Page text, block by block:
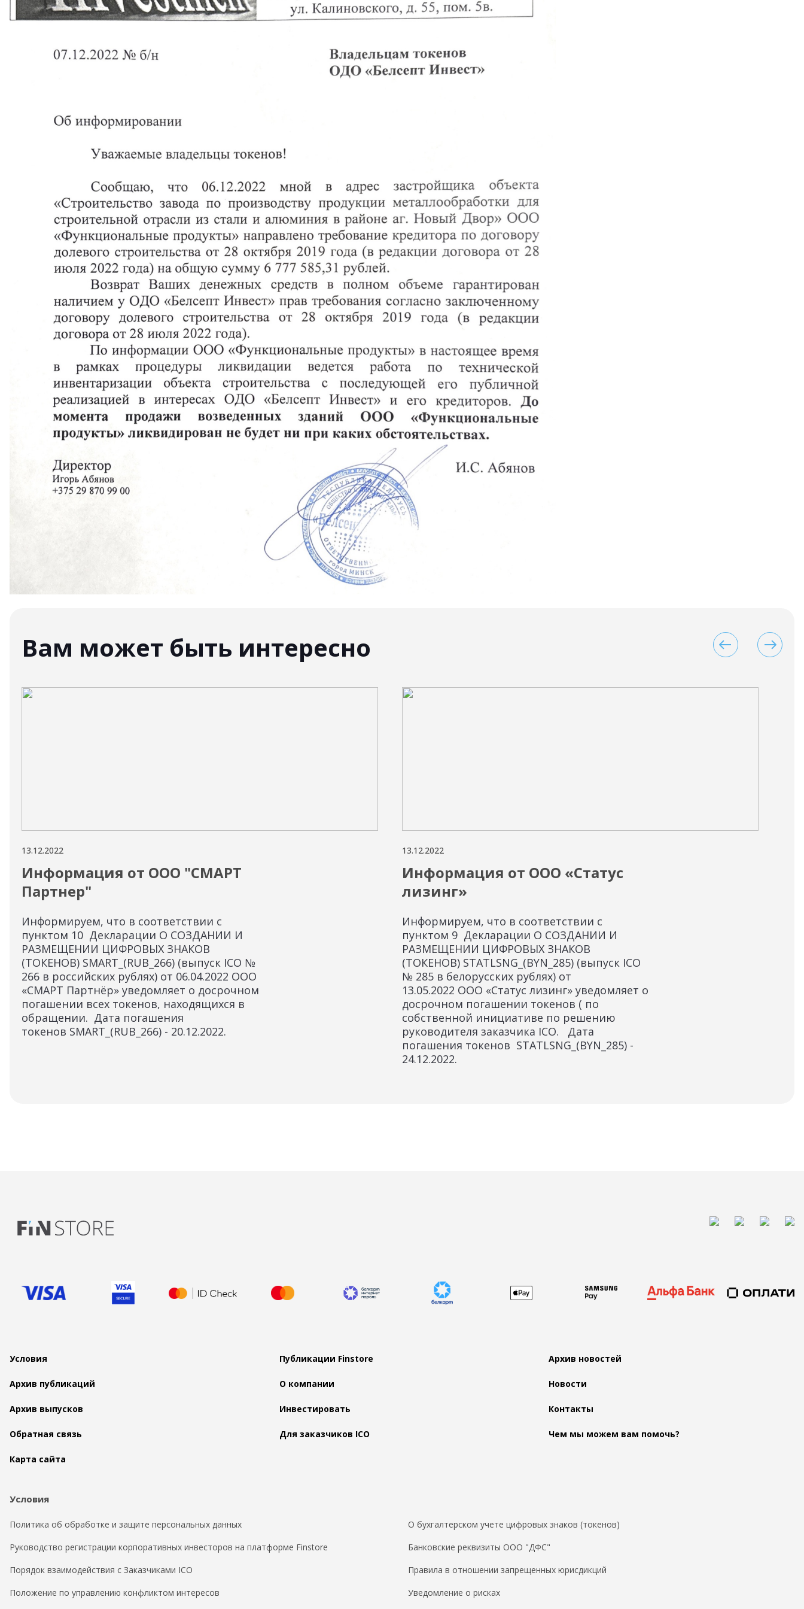
Вам может быть интересно
13.12.2022
Информация от ООО "СМАРТ
Партнер"
Информируем, что в соответствии с
пунктом 10 Декларации О СОЗДАНИИ И
РАЗМЕЩЕНИИ ЦИФРОВЫХ ЗНАКОВ
(ТОКЕНОВ) SMART_(RUB_266) (выпуск ICO №
266 в российских рублях) от 06.04.2022 ООО
«СМАРТ Партнёр» уведомляет о досрочном
погашении всех токенов, находящихся в
обращении. Дата погашения
токенов SMART_(RUB_266) - 20.12.2022.
13.12.2022
Информация от ООО «Статус
лизинг»
Информируем, что в соответствии с
пунктом 9 Декларации О СОЗДАНИИ И
РАЗМЕЩЕНИИ ЦИФРОВЫХ ЗНАКОВ
(ТОКЕНОВ) STATLSNG_(BYN_285) (выпуск ICO
№ 285 в белорусских рублях) от
13.05.2022 ООО «Статус лизинг» уведомляет о
досрочном погашении токенов ( по
собственной инициативе по решению
руководителя заказчика ICO. Дата
погашения токенов STATLSNG_(BYN_285) -
24.12.2022.
Условия Публикации Finstore Архив новостей
Архив публикаций О компании Новости
Архив выпусков Инвестировать Контакты
Обратная связь Для заказчиков ICO Чем мы можем вам помочь?
Карта сайта
Условия
Политика об обработке и защите персональных данных
О бухгалтерском учете цифровых знаков (токенов)
Руководство регистрации корпоративных инвесторов на платформе Finstore
Банковские реквизиты ООО "ДФС"
Порядок взаимодействия с Заказчиками ICO
Правила в отношении запрещенных юрисдикций
Положение по управлению конфликтом интересов
Уведомление о рисках